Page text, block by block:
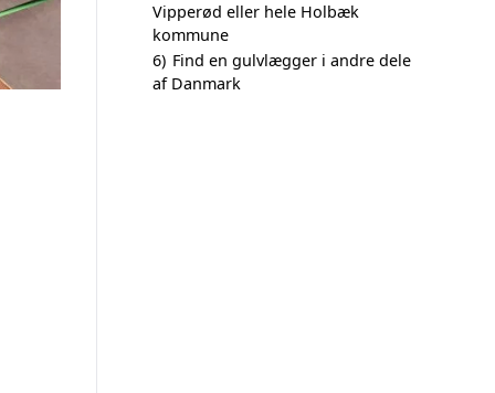
Vipperød eller hele Holbæk
kommune
6) Find en gulvlægger i andre dele
af Danmark